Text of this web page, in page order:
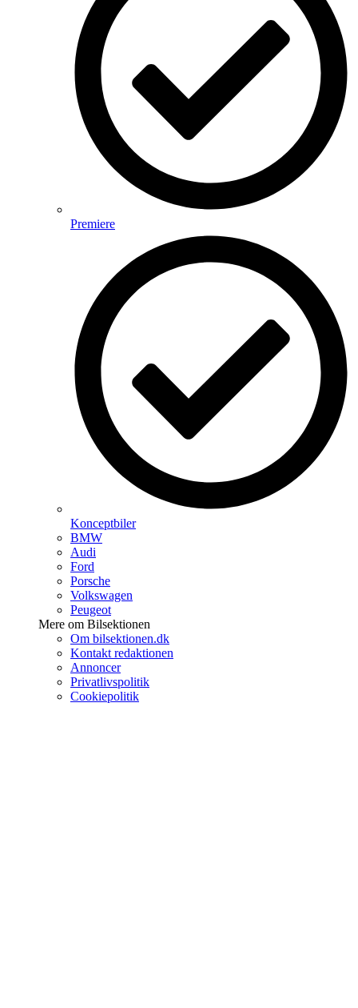
Premiere
Konceptbiler
BMW
Audi
Ford
Porsche
Volkswagen
Peugeot
Mere om Bilsektionen
Om bilsektionen.dk
Kontakt redaktionen
Annoncer
Privatlivspolitik
Cookiepolitik